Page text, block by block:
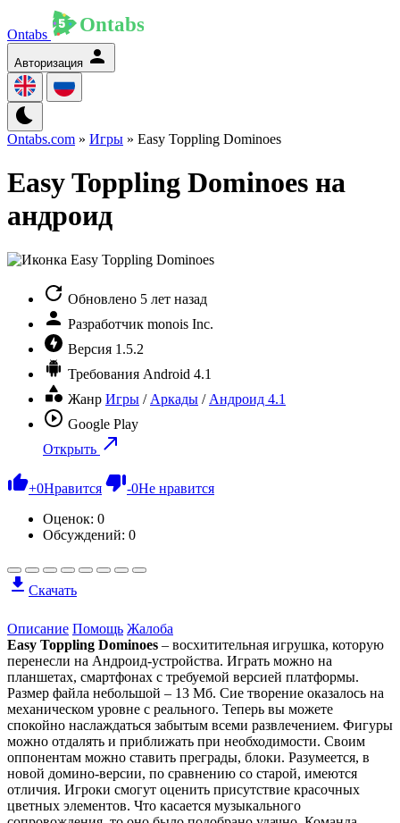
Ontabs
Авторизация
Ontabs.com » Игры » Easy Toppling Dominoes
Easy Toppling Dominoes на
андроид
Обновлено 5 лет назад
Разработчик monois Inc.
Версия 1.5.2
Требования Android 4.1
Жанр Игры / Аркады / Андроид 4.1
Google Play
Открыть
+0Нравится -0Не нравится
Оценок: 0
Обсуждений: 0
Скачать
Описание Помощь Жалоба
Easy Toppling Dominoes – восхитительная игрушка, которую
перенесли на Андроид-устройства. Играть можно на
планшетах, смартфонах с требуемой версией платформы.
Размер файла небольшой – 13 Мб. Сие творение оказалось на
механическом уровне с реального. Теперь вы можете
спокойно наслаждаться забытым всеми развлечением. Фигуры
можно отдалять и приближать при необходимости. Своим
оппонентам можно ставить преграды, блоки. Разумеется, в
новой домино-версии, по сравнению со старой, имеются
отличия. Игроки смогут оценить присутствие красочных
цветных элементов. Что касается музыкального